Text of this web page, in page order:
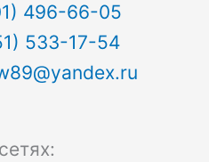
496-66-05
533-17-54